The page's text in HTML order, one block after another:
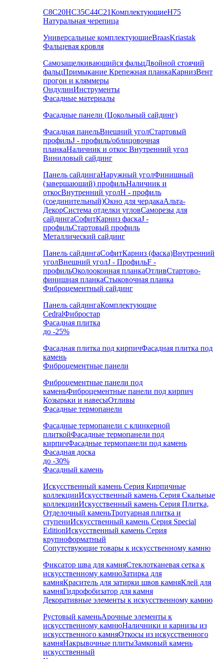
С8С20НС35С44С21КомплектующиеН75
Натуральная черепица
Универсальные комплектующиеBraasKriastak
Фальцевая кровля
Самозащелкивающийся фальцДвойной стоячий
фальцПримыкание Крепежная планкаКарнизВент
прогон и кляммеры
ОндулинИнструменты
Фасадные материалы
Фасадные панели (Цокольный сайдинг)
Фасадная панельВнешний уголСтартовый
профильJ - профиль/облицовочная
планкаНаличник и откос Внутренний угол
Виниловый сайдинг
Панель сайдингаНаружный уголФинишный
(завершающий) профильНаличник и
откосВнутренний уголH - профиль
(соединительный)Окно для чердакаАльта-
ДекорСистема отделки угловСаморезы для
сайдингаСофитКарниз фаскаJ -
профильСтартовый профиль
Металлический сайдинг
Панель сайдингаСофитКарниз (фаска)Внутренний
уголВнешний уголJ - ПрофильF -
профильОколооконная планкаОтливСтартово-
финишная планкаСтыковочная планка
Фиброцементный сайдинг
Панель сайдингаКомплектующие
CedralФибростар
Фасадная плитка
до -25%
Фасадная плитка под кирпичФасадная плитка под
камень
Фиброцементные панели
Фиброцементные панели под
каменьФиброцементные панели под кирпич
Козырьки и навесыОтливы
Фасадные термопанели
Фасадные термопанели с клинкерной
плиткойФасадные термопанели под
кирпичФасадные термопанели под камень
Фасадная доска
до -30%
Фасадный камень
Искусственный камень Серия Кирпичные
коллекцииИскусственный камень Серия Скальные
коллекцииИскусственный камень Серия Плитка,
Отделочный каменьТротуарная плитка и
ступениИскусственный камень Серия Special
EditionИскусственный камень Серия
крупноформатный
Сопутствующие товары к искусственному камню
Фиксатор шва для камняСтеклотканевая сетка к
искусственному камнюЗатирка для
камняКраситель для затирки швов камняКлей для
камняГидрофобизатор для камня
Декоративные элементы к искусственному камню
Рустовый каменьАрочные элементы к
искусственному камнюНаличники и карнизы из
искусственного камняОткосы из искусственного
камняНакрывочные плитыЗамковый камень
искусственный